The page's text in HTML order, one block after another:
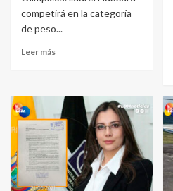
competirá en la categoría
de peso...
Leer más